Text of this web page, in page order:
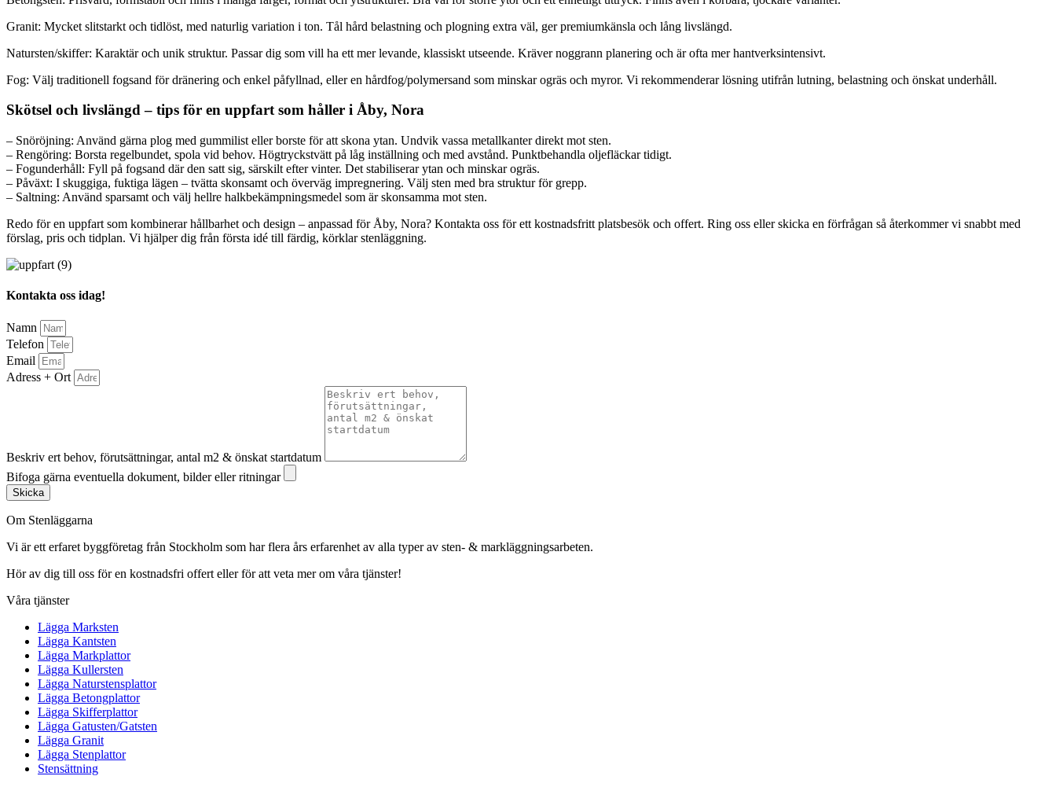
Granit: Mycket slitstarkt och tidlöst, med naturlig variation i ton. Tål hård belastning och plogning extra väl, ger premiumkänsla och lång livslängd.
Natursten/skiffer: Karaktär och unik struktur. Passar dig som vill ha ett mer levande, klassiskt utseende. Kräver noggrann planering och är ofta mer hantverksintensivt.
Fog: Välj traditionell fogsand för dränering och enkel påfyllnad, eller en hårdfog/polymersand som minskar ogräs och myror. Vi rekommenderar lösning utifrån lutning, belastning och önskat underhåll.
Skötsel och livslängd – tips för en uppfart som håller i Åby, Nora
– Snöröjning: Använd gärna plog med gummilist eller borste för att skona ytan. Undvik vassa metallkanter direkt mot sten.
– Rengöring: Borsta regelbundet, spola vid behov. Högtryckstvätt på låg inställning och med avstånd. Punktbehandla oljefläckar tidigt.
– Fogunderhåll: Fyll på fogsand där den satt sig, särskilt efter vinter. Det stabiliserar ytan och minskar ogräs.
– Påväxt: I skuggiga, fuktiga lägen – tvätta skonsamt och överväg impregnering. Välj sten med bra struktur för grepp.
– Saltning: Använd sparsamt och välj hellre halkbekämpningsmedel som är skonsamma mot sten.
Redo för en uppfart som kombinerar hållbarhet och design – anpassad för Åby, Nora? Kontakta oss för ett kostnadsfritt platsbesök och offert. Ring oss eller skicka en förfrågan så återkommer vi snabbt med
förslag, pris och tidplan. Vi hjälper dig från första idé till färdig, körklar stenläggning.
Kontakta oss idag!
Namn
Telefon
Email
Adress + Ort
Beskriv ert behov, förutsättningar, antal m2 & önskat startdatum
Bifoga gärna eventuella dokument, bilder eller ritningar
Skicka
Om Stenläggarna
Vi är ett erfaret byggföretag från Stockholm som har flera års erfarenhet av alla typer av sten- & markläggningsarbeten.
Hör av dig till oss för en kostnadsfri offert eller för att veta mer om våra tjänster!
Våra tjänster
Lägga Marksten
Lägga Kantsten
Lägga Markplattor
Lägga Kullersten
Lägga Naturstensplattor
Lägga Betongplattor
Lägga Skifferplattor
Lägga Gatusten/Gatsten
Lägga Granit
Lägga Stenplattor
Stensättning